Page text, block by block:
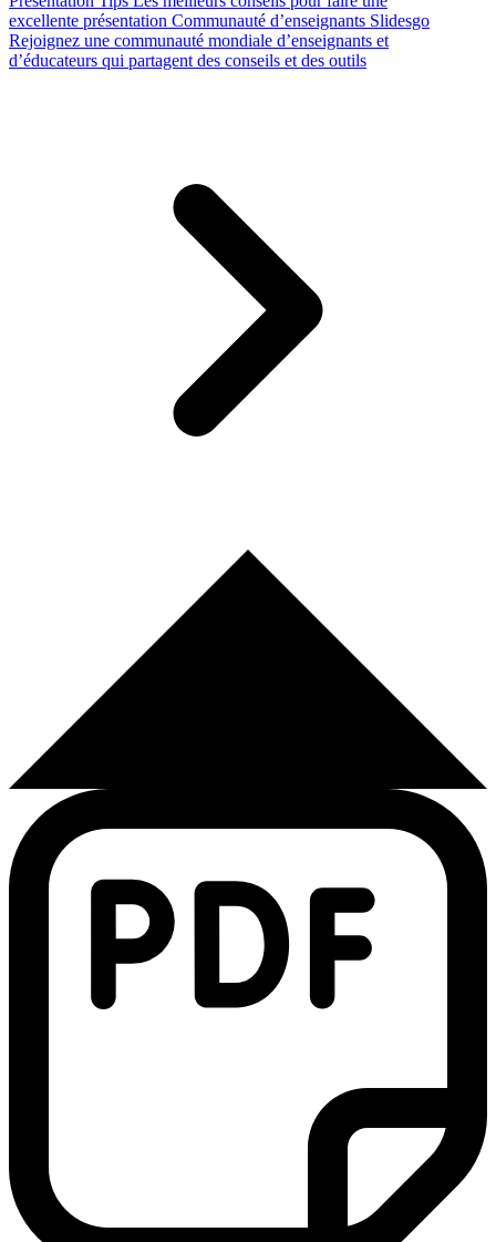
excellente présentation Communauté d’enseignants Slidesgo
Rejoignez une communauté mondiale d’enseignants et
d’éducateurs qui partagent des conseils et des outils